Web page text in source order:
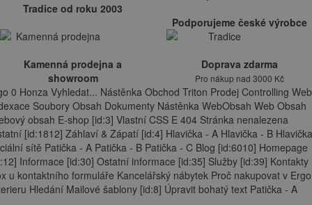
Tradice od roku 2003
Podporujeme české výrobce
Kamenná prodejna a
showroom
Doprava zdarma
Pro nákup nad 3000 Kč
0 Honza Vyhledat... Nástěnka Obchod Triton Prodej Controlling Web
Soubory Obsah Dokumenty Nástěnka WebObsah Web Obsah
obsah E-shop [id:3] Vlastní CSS E 404 Stránka nenalezena
[id:1812] Záhlaví & Zápatí [id:4] Hlavička - A Hlavička - B
sítě Patička - A Patička - B Patička - C Blog [id:6010] Homepage
Informace [id:30] Ostatní informace [id:35] Služby [id:39] Kontakty
u kontaktního formuláře Kancelářský nábytek Proč nakupovat v Ergo
Hledání Mailové šablony [id:8] Úpravit bohatý text Patička - A